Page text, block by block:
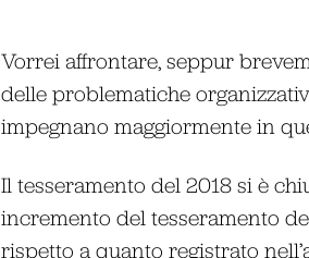
Vorrei affrontare, seppur
delle problematiche
impegnano maggiormente in
Il tesseramento del 2018 si è
incremento del tesseramento
rispetto a quanto registrato